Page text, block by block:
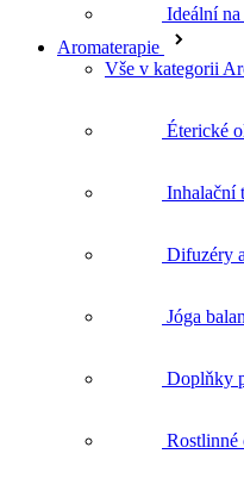
Ideální
Aromaterapie
Vše v kategorii
Éterické
Inhalační
Difuzéry
Jóga
Doplňky
Rostlinné